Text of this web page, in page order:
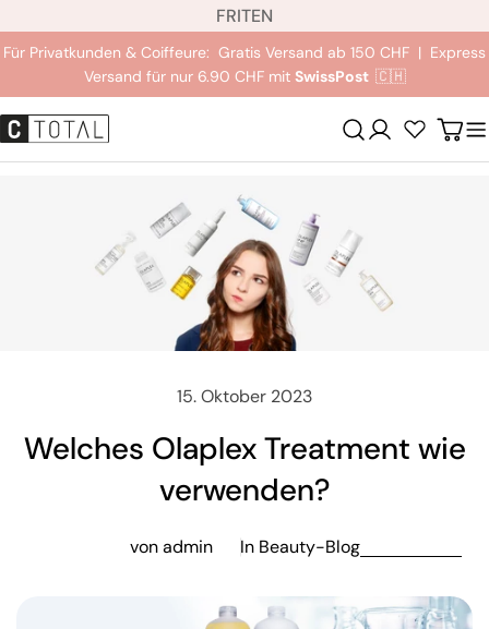
p
r
a
c
h
EN
IT
FR
Für Privatkunden & Coiffeure: Gratis Versand ab 150 CHF | Express
Versand für nur 6.90 CHF mit SwissPost 🇨🇭
Anmeldung
15. Oktober 2023
Welches Olaplex Treatment wie
verwenden?
von admin In Beauty-Blog